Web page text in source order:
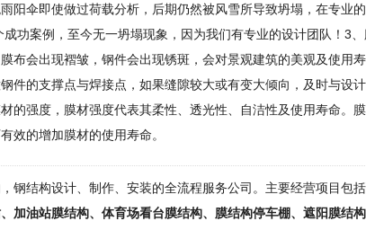
阳伞即使做过荷载分析，后期仍然被风雪所导致坍塌，在专业
功案例，至今无一坍塌现象，因为我们有专业的设计团队！3、
布会出现褶皱，钢件会出现锈斑，会对景观建筑的美观及使用
件的支撑点与焊接点，如果缝隙较大或有变大倾向，及时与设
的强度，膜材强度代表其柔性、透光性、自洁性及使用寿命。
效的增加膜材的使用寿命。
钢结构设计、制作、安装的全流程服务公司。主要经营项目包括
加油站膜结构、体育场看台膜结构、膜结构停车棚、遮阳膜结